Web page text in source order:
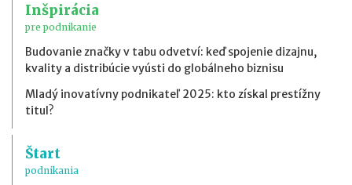
Inšpirácia
pre podnikanie
Budovanie značky v tabu odvetví: keď spojenie dizajnu,
kvality a distribúcie vyústi do globálneho biznisu
Mladý inovatívny podnikateľ 2025: kto získal prestížny
titul?
Štart
podnikania